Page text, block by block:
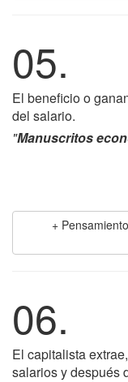
05.
El beneficio o
del salario.
"Manuscritos
+
06.
El capitalista
salarios y después